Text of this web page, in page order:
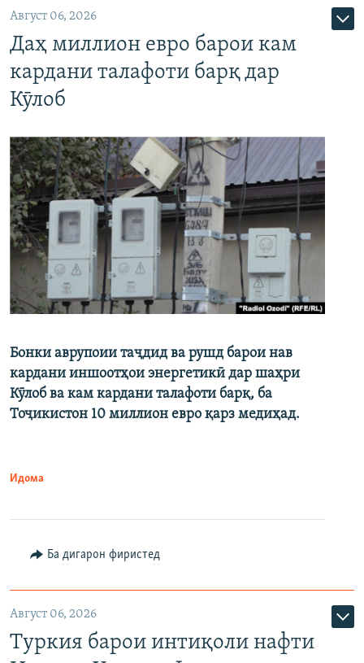
Август 06, 2026
Даҳ миллион евро барои кам
кардани талафоти барқ дар
Кӯлоб
Бонки аврупоии таҷдид ва рушд барои нав
кардани иншоотҳои энергетикӣ дар шаҳри
Кӯлоб ва кам кардани талафоти барқ, ба
Тоҷикистон 10 миллион евро қарз медиҳад.
Идома
Ба дигарон фиристед
Август 06, 2026
Туркия барои интиқоли нафти